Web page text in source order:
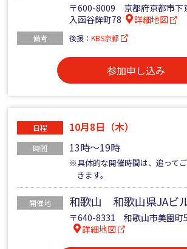
〒600-8009 京都府京都市下
入函谷鉾町78
詳細地図
備考 後援：KBS京都
参加申し込み
日程 10月8日（木）
時間 13時～19時
※具体的な開催時間は、追って
きます。
開催地 和歌山 和歌山県JAビ
〒640-8331 和歌山市美園町
詳細地図